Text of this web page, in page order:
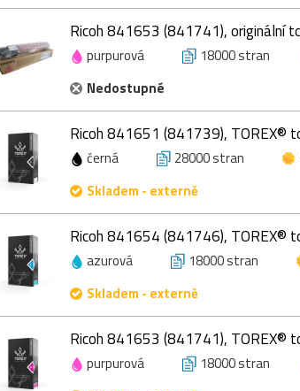
Ricoh 841653 (841741), originální
purpurová 18000 stran
Nedostupné
Ricoh 841651 (841739), TOREX®
černá 28000 stran
Skladem - externě
Ricoh 841654 (841746), TOREX®
azurová 18000 stran
Skladem - externě
Ricoh 841653 (841741), TOREX®
purpurová 18000 stran